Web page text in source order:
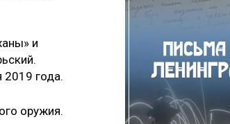
и
2019 года.
оружия.